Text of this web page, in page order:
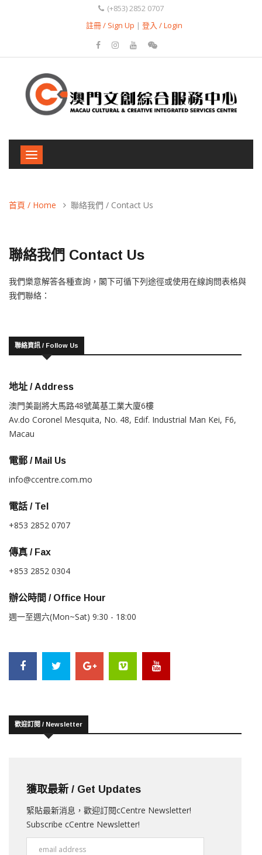
(+853) 2852 0707
註冊 / Sign Up | 登入 / Login
Toggle
navigation
首頁 / Home 聯絡我們 / Contact Us
聯絡我們 Contact Us
我們樂意解答各種查詢，閣下可循下列途徑或使用在線詢問表格與
我們聯絡：
聯絡資訊 / Follow Us
地址 / Address
澳門美副將大馬路48號萬基工業大廈6樓
Av.do Coronel Mesquita, No. 48, Edif. Industrial Man Kei, F6,
Macau
電郵 / Mail Us
info@ccentre.com.mo
電話 / Tel
+853 2852 0707
傳真 / Fax
+853 2852 0304
辦公時間 / Office Hour
週一至週六(Mon~Sat) 9:30 - 18:00
歡迎訂閱 / Newsletter
獲取最新 / Get Updates
緊貼最新消息，歡迎訂閱cCentre Newsletter!
Subscribe cCentre Newsletter!